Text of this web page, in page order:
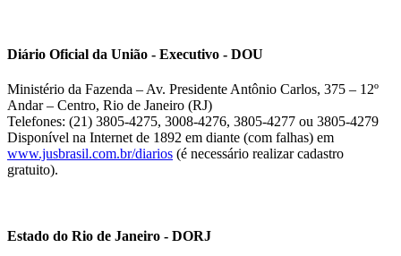
Diário Oficial da União - Executivo - DOU
Ministério da Fazenda – Av. Presidente Antônio Carlos, 375 – 12º
Andar – Centro, Rio de Janeiro (RJ)
Telefones: (21) 3805-4275, 3008-4276, 3805-4277 ou 3805-4279
Disponível na Internet de 1892 em diante (com falhas) em
www.jusbrasil.com.br/diarios (é necessário realizar cadastro
gratuito).
Estado do Rio de Janeiro - DORJ